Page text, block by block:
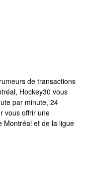
de transactions
Hockey30 vous
par minute, 24
vous offrir une
Montréal et de la ligue